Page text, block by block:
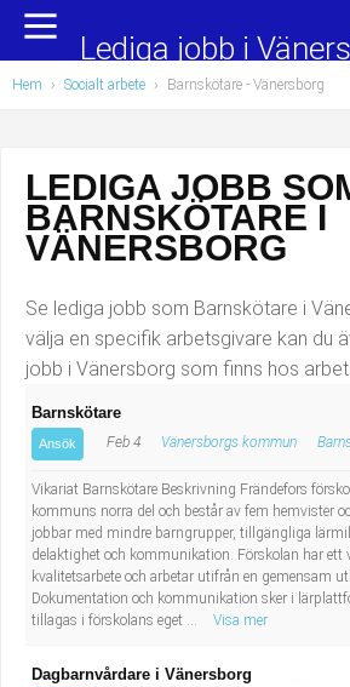
Administration, ekonomi, juridik
Chefer och verksamhetsledare
Data/IT
Försäljning, inköp, marknadsföring
Hantverksyrken
Hotell, restaurang, storhushåll
Hälso- och sjukvård
Industriell tillverkning
Installation, drift, underhåll
Populära
Undersköterska, hemtjänst och
Barnskötare
Lärare i förskola/Förskollärare
Lagerarbetare
Bussförare/Busschaufför
Elevassistent
Personlig assistent
Behandlingsassistent/
Tandsköterska
Lediga jobb i
Hem › Socialt arbete › Barnskötare - Vänersborg
LEDIGA JOBB
BARNSKÖTARE I
VÄNERSBORG
Se lediga jobb som Barnskötare i
välja en specifik arbetsgivare kan du
jobb i Vänersborg som finns hos
Barnskötare
Ansök Feb 4 Vänersborgs kommun
Vikariat Barnskötare Beskrivning Frändefors
kommuns norra del och består av fem hemvister
jobbar med mindre barngrupper, tillgängliga
delaktighet och kommunikation. Förskolan har ett
kvalitetsarbete och arbetar utifrån en gemensam
Dokumentation och kommunikation sker i
tillagas i förskolans eget ...
Visa mer
Dagbarnvårdare i Vänersborg